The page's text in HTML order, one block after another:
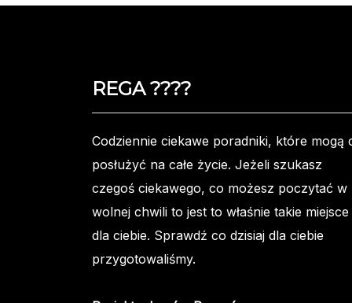
REGA ????️
Codziennie ciekawe poradniki, które mogą
posłużyć na całe życie. Jeżeli szukasz
czegoś ciekawego, co możesz poczytać w
wolnej chwili to jest to właśnie takie miejsce
dla ciebie. Sprawdź co dzisiaj dla ciebie
przygotowaliśmy.